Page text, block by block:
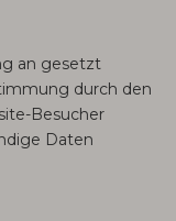
an gesetzt
durch den
Besucher
Daten